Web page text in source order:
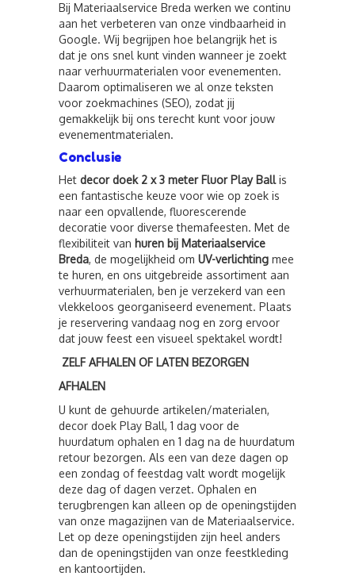
Bij Materiaalservice Breda werken we continu
aan het verbeteren van onze vindbaarheid in
Google. Wij begrijpen hoe belangrijk het is
dat je ons snel kunt vinden wanneer je zoekt
naar verhuurmaterialen voor evenementen.
Daarom optimaliseren we al onze teksten
voor zoekmachines (SEO), zodat jij
gemakkelijk bij ons terecht kunt voor jouw
evenementmaterialen.
Conclusie
Het decor doek 2 x 3 meter Fluor Play Ballis
een fantastische keuze voor wie op zoek is
naar een opvallende, fluorescerende
decoratie voor diverse themafeesten. Met de
flexibiliteit van huren bij Materiaalservice
Breda, de mogelijkheid om UV-verlichting mee
te huren, en ons uitgebreide assortiment aan
verhuurmaterialen, ben je verzekerd van een
vlekkeloos georganiseerd evenement. Plaats
je reservering vandaag nog en zorg ervoor
dat jouw feest een visueel spektakel wordt!
ZELF AFHALEN OF LATEN BEZORGEN
AFHALEN
U kunt de gehuurde artikelen/materialen,
decor doek Play Ball, 1 dag voor de
huurdatum ophalen en 1 dag na de huurdatum
retour bezorgen. Als een van deze dagen op
een zondag of feestdag valt wordt mogelijk
deze dag of dagen verzet. Ophalen en
terugbrengen kan alleen op de openingstijden
van onze magazijnen van de Materiaalservice.
Let op deze openingstijden zijn heel anders
dan de openingstijden van onze feestkleding
en kantoortijden.